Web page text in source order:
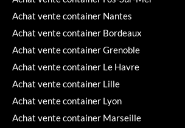
Achat vente container Nantes
Achat vente container Bordeaux
Achat vente container Grenoble
Achat vente container Le Havre
Achat vente container Lille
Achat vente container Lyon
Achat vente container Marseille